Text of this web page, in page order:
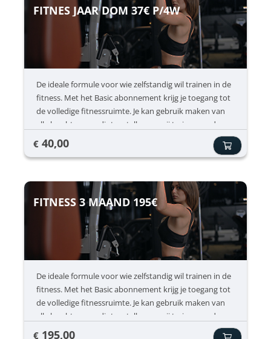
FITNES JAAR DOM 37€ P/4W
De ideale formule voor wie zelfstandig wil trainen in de
fitness. Met het Basic abonnement krijg je toegang tot
de volledige fitnessruimte. Je kan gebruik maken van
alle kracht- en cardiotoestellen en vrij trainen op de
momenten die jou het beste passen. Dit abonnement
is perfect voor mensen die graag hun eigen
fitness ✔ Gebruik van alle krachttoestellen ✔ Gebruik
van cardio toestellen ✔ Vrij traine
€ 40,00
FITNESS 3 MAAND 195€
De ideale formule voor wie zelfstandig wil trainen in de
fitness. Met het Basic abonnement krijg je toegang tot
de volledige fitnessruimte. Je kan gebruik maken van
alle kracht- en cardiotoestellen en vrij trainen op de
momenten die jou het beste passen. Dit abonnement
€ 195,00